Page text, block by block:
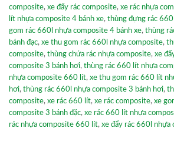
composite, xe đẩy rác composite, xe rác nhựa
lít nhựa composite 4 bánh xe, thùng đựng rác
gom rác 660l nhựa composite 4 bánh xe, thùng
bánh đạc, xe thu gom rác 660l nhựa composite,
composite, thùng chứa rác nhựa composite, xe
composite 3 bánh hơi, thùng rác 660 lít nhựa
nhựa composite 660 lít, xe thu gom rác 660 lít
hơi, thùng rác 660l nhựa composite 3 bánh hơi,
composite, xe rác 660 lít, xe rác composite, xe
composite 3 bánh đặc, xe rác 660 lít nhựa
rác nhựa composite 660 lít, xe đẩy rác 660l nhựa